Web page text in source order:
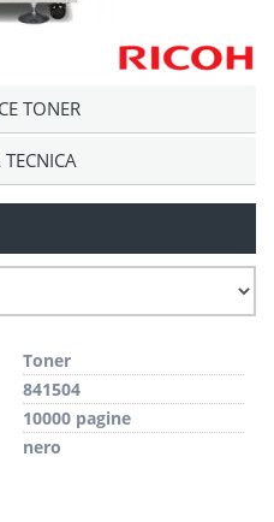
TONER
Toner
841504
10000 pagine
nero